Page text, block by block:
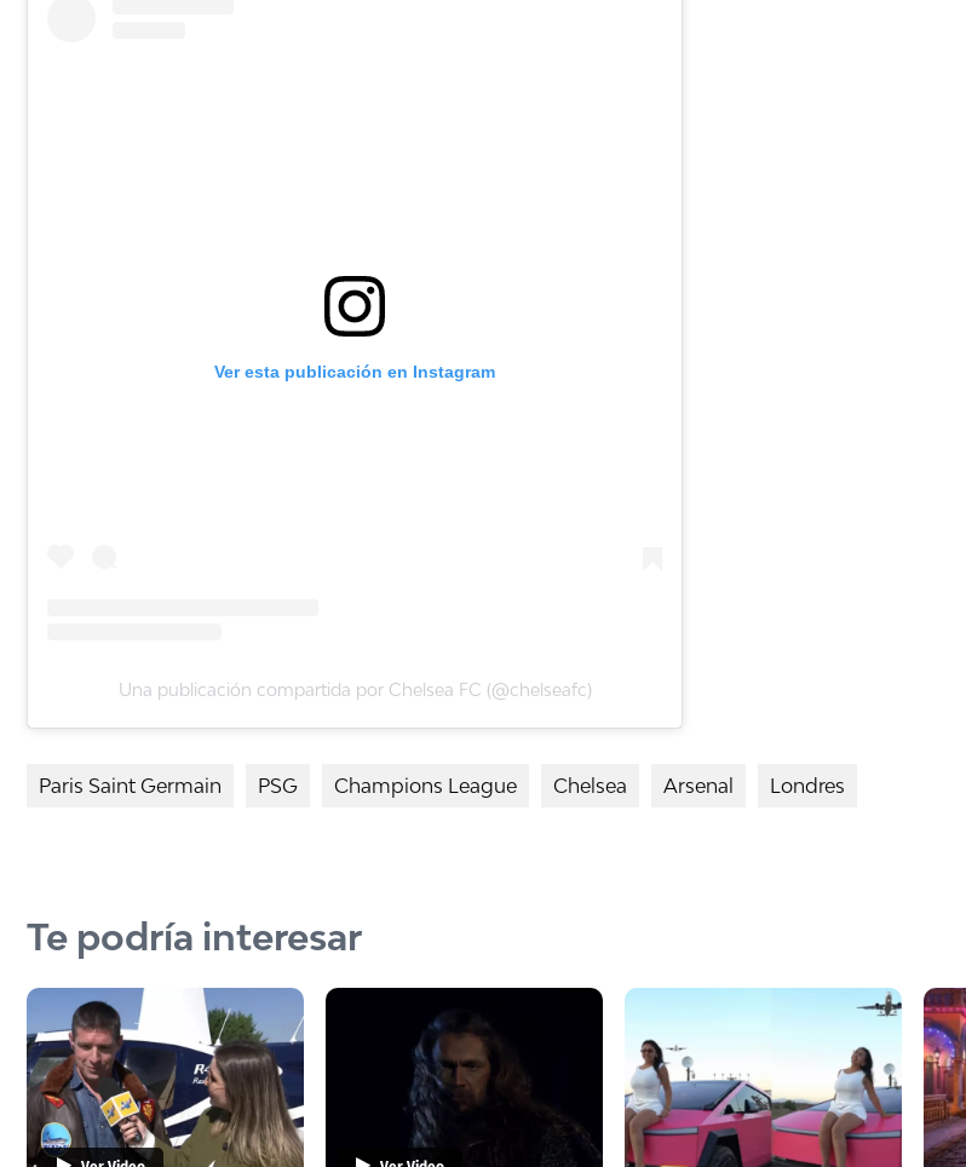
Ver esta publicación en Instagram
Una publicación compartida por Chelsea FC (@chelseafc)
Paris Saint Germain PSG Champions League Chelsea Arsenal Londres
Te podría interesar